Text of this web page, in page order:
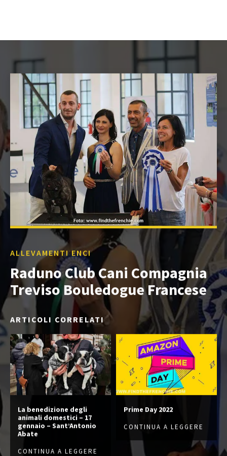
ALLEVAMENTI ENCI
Raduno Club Cani Compagnia
Treviso Bouledogue Francese
ARTICOLI CORRELATI
La benedizione degli
animali domestici – 17
gennaio – Sant’Antonio
Abate
CONTINUA A LEGGERE
Prime Day 2022
CONTINUA A LEGGERE